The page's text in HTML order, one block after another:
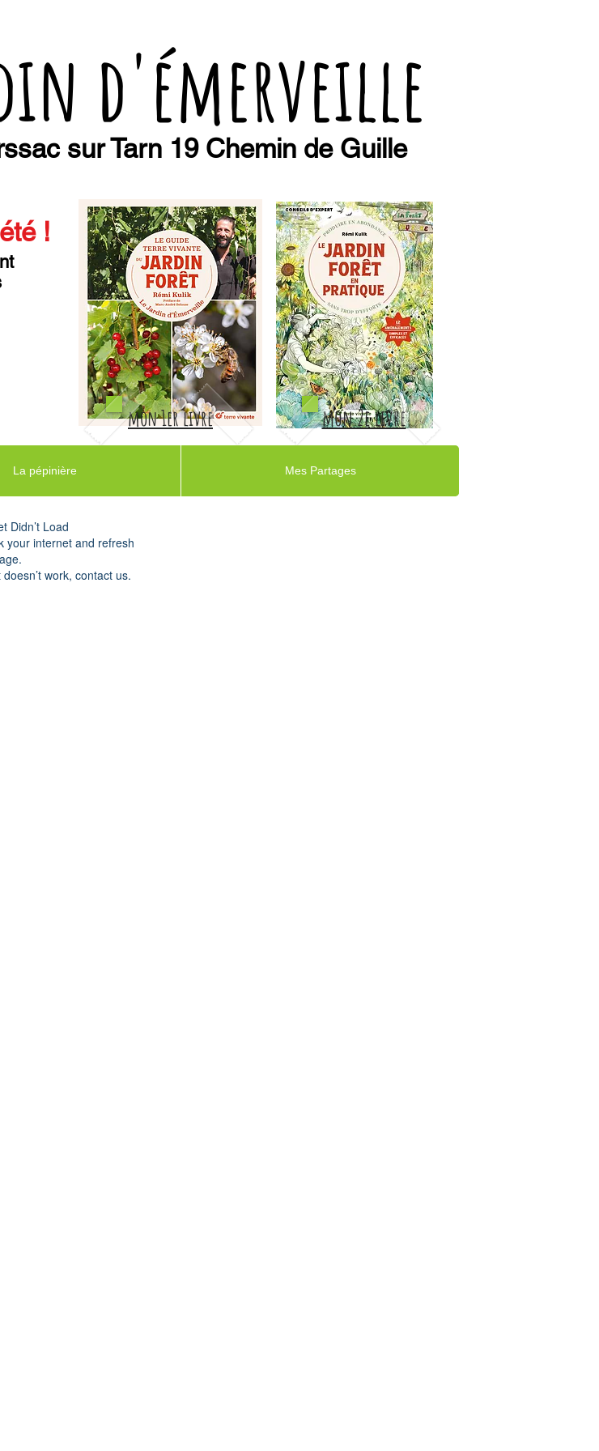
d'émerveille
mon 1er livre mon 2e livre
sur Tarn 19 Chemin de Guille
!
La pépinière Mes Partages
Didn’t Load
your internet and refresh
doesn’t work, contact us.